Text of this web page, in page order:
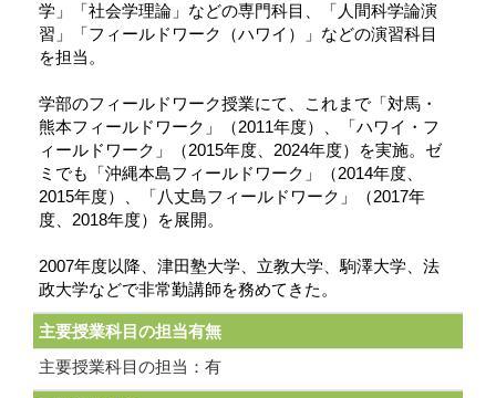
学」「社会学理論」などの専門科目、「人間科学論演
習」「フィールドワーク（ハワイ）」などの演習科目
を担当。
学部のフィールドワーク授業にて、これまで「対馬・
熊本フィールドワーク」（2011年度）、「ハワイ・フ
ィールドワーク」（2015年度、2024年度）を実施。ゼ
ミでも「沖縄本島フィールドワーク」（2014年度、
2015年度）、「八丈島フィールドワーク」（2017年
度、2018年度）を展開。
2007年度以降、津田塾大学、立教大学、駒澤大学、法
政大学などで非常勤講師を務めてきた。
主要授業科目の担当有無
主要授業科目の担当：有